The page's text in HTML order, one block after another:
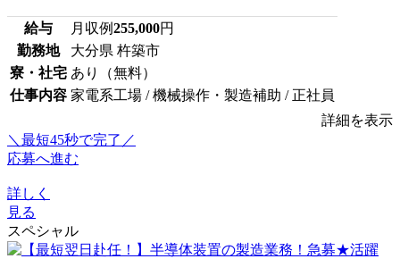
給与 月収例255,000円
勤務地
大分県 杵築市
寮・社宅 あり（無料）
仕事内容 家電系工場 / 機械操作・製造補助 / 正社員
詳細を表示
＼最短45秒で完了／
応募へ進む
詳しく
見る
スペシャル